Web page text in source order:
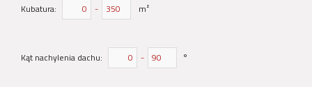
Kubatura: - m²
Kąt nachylenia dachu: - °